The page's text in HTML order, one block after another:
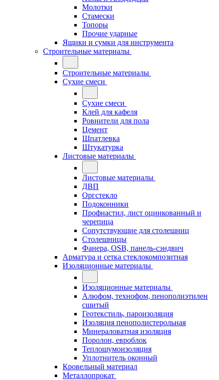
Молотки
Стамески
Топоры
Прочие ударные
Ящики и сумки для инструмента
Строительные материалы
Строительные материалы
Сухие смеси
Сухие смеси
Клей для кафеля
Ровнители для пола
Цемент
Шпатлевка
Штукатурка
Листовые материалы
Листовые материалы
ДВП
Оргстекло
Подоконники
Профнастил, лист оцинкованный и
черепица
Сопутствующие для столешниц
Столешницы
Фанера, OSB, панель-сэндвич
Арматура и сетка стеклокомпозитная
Изоляционные материалы
Изоляционные материалы
Алюфом, технофом, пенополиэтилен
сшитый
Геотекстиль, пароизоляция
Изоляция пенополистерольная
Минераловатная изоляция
Поролон, евроблок
Теплошумоизоляция
Уплотнитель оконный
Кровельный материал
Металлопрокат